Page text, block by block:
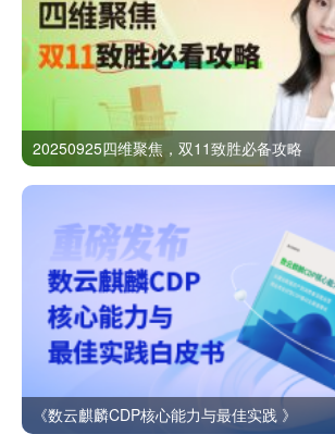
20250925四维聚焦，双11致胜必备攻略
《数云麒麟CDP核心能力与最佳实践 》